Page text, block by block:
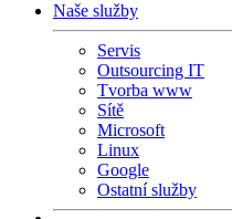
Naše služby
Servis
Outsourcing IT
Tvorba www
Sítě
Microsoft
Linux
Google
Ostatní služby